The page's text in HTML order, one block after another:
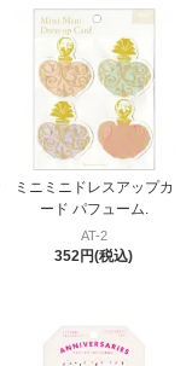
ミニミニドレスアップカ
ード パフューム.
AT-2
352円(税込)